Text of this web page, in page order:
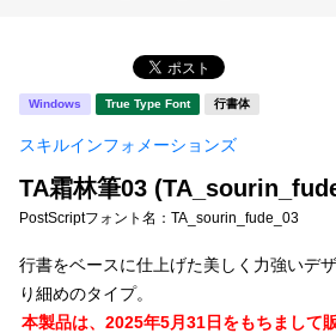
新着一覧
カート
マイページ
タイプフェイス
明朝体
宋朝体
教科書体
草書体
Windows True Type Font 行書体
スキルインフォメーションズ
TA霜林筆03
PostScriptフォント名： TA_sourin_fude_03
行書をベースに仕上げた美しく力強いデ
り細めのタイプ。
本製品は、2025年5月31日をもちまして